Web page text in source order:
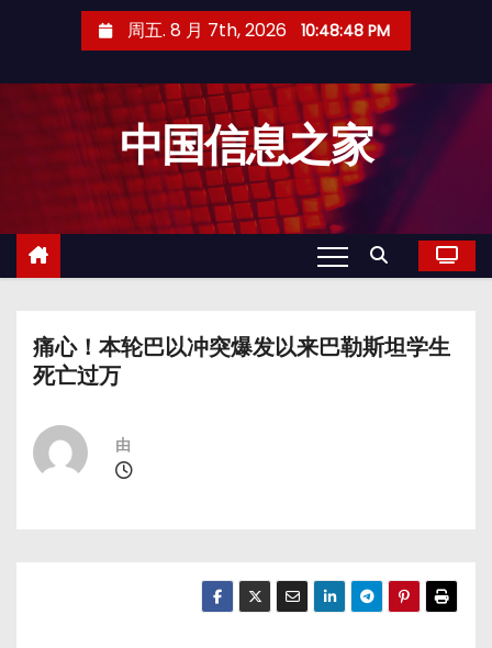
周五. 8 月 7th, 2026 10:48:48 PM
中国信息之家
痛心！本轮巴以冲突爆发以来巴勒斯坦学生
死亡过万
由